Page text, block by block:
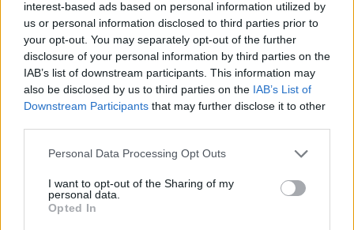
interest-based ads based on personal information utilized by
us or personal information disclosed to third parties prior to
your opt-out. You may separately opt-out of the further
disclosure of your personal information by third parties on the
IAB’s list of downstream participants. This information may
also be disclosed by us to third parties on the IAB’s List of
Downstream Participants that may further disclose it to other
Personal Data Processing Opt Outs
I want to opt-out of the Sharing of my
personal data.
Opted In